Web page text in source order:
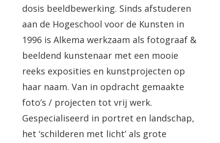
dosis beeldbewerking. Sinds afstuderen
aan de Hogeschool voor de Kunsten in
1996 is Alkema werkzaam als fotograaf &
beeldend kunstenaar met een mooie
reeks exposities en kunstprojecten op
haar naam. Van in opdracht gemaakte
foto’s / projecten tot vrij werk.
Gespecialiseerd in portret en landschap,
het ‘schilderen met licht’ als grote